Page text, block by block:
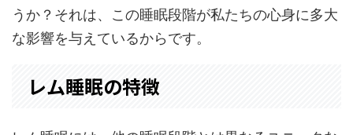
うか？それは、この睡眠段階が私たちの心身に多大
な影響を与えているからです。
レム睡眠の特徴